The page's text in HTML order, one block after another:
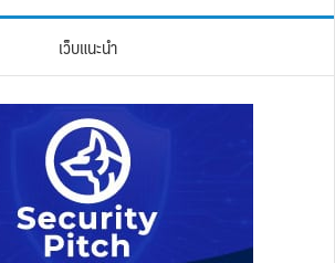
เว็บแนะนำ